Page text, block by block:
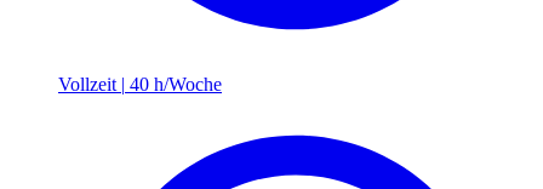
Vollzeit | 40 h/Woche